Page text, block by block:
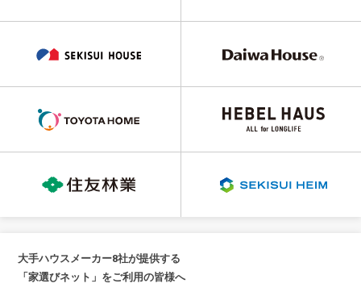
大手ハウスメーカー8社が提供する
「家選びネット」をご利用の皆様へ